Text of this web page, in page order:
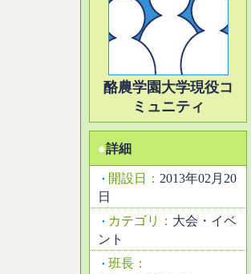
酪農学園大学現役コ
ミュニティ
●詳細
・ 開設日： 2013年02月20
日
・ カテゴリ： 大会・イベ
ント
・ 班長：